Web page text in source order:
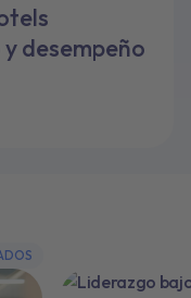
desempeño